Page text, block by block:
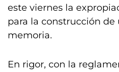
este viernes la
para la construcción de
memoria.
En rigor, con la